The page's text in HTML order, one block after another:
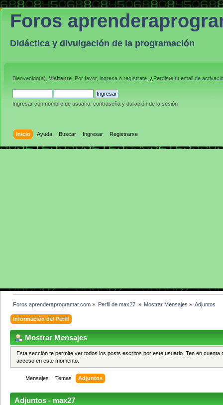
Foros
Didáctica y divulgación de la programación
Bienvenido(a), Visitante . Por favor, ingresa o regístrate . ¿Perdiste tu email de
Ingresar con nombre de usuario, contraseña y duración de la sesión
Inicio Ayuda Buscar Ingresar Registrarse
Foros aprenderaprogramar.com » Perfil de max27 » Mostrar Mensajes » Adjuntos
Información del Perfil
Mostrar Mensajes
Esta sección te permite ver todos los posts escritos por este usuario. Ten en
acceso en este momento.
Mensajes Temas Adjuntos
Adjuntos - max27